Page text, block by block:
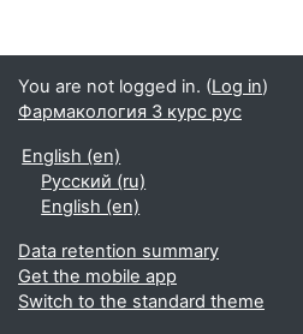
You are not logged in. (Log in)
Фармакология 3 курс рус
English ‎(en)‎
Русский ‎(ru)‎
English ‎(en)‎
Data retention summary
Get the mobile app
Switch to the standard theme